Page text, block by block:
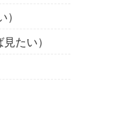
）
たい）